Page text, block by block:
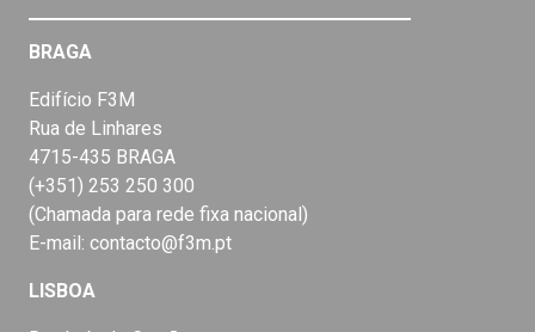
BRAGA
Edifício F3M
Rua de Linhares
4715-435 BRAGA
(+351) 253 250 300
(Chamada para rede fixa nacional)
E-mail: contacto@f3m.pt
LISBOA